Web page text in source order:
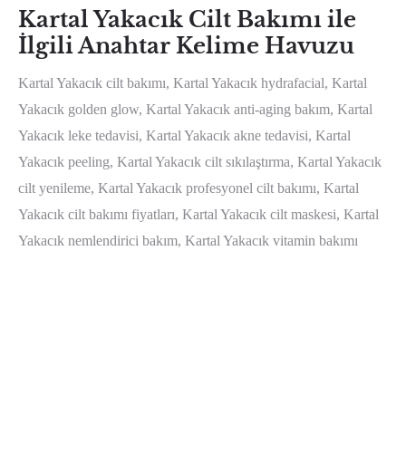
Kartal Yakacık Cilt Bakımı ile
İlgili Anahtar Kelime Havuzu
Kartal Yakacık cilt bakımı, Kartal Yakacık hydrafacial, Kartal
Yakacık golden glow, Kartal Yakacık anti-aging bakım, Kartal
Yakacık leke tedavisi, Kartal Yakacık akne tedavisi, Kartal
Yakacık peeling, Kartal Yakacık cilt sıkılaştırma, Kartal Yakacık
cilt yenileme, Kartal Yakacık profesyonel cilt bakımı, Kartal
Yakacık cilt bakımı fiyatları, Kartal Yakacık cilt maskesi, Kartal
Yakacık nemlendirici bakım, Kartal Yakacık vitamin bakımı